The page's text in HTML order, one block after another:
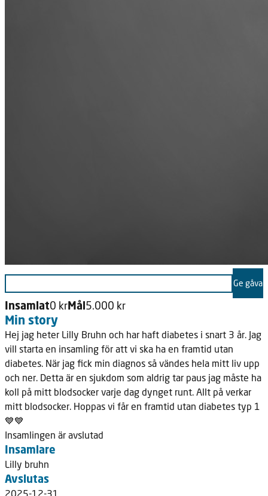
Ge gåva
Insamlat0 krMål5.000 kr
Min story
Hej jag heter Lilly Bruhn och har haft diabetes i snart 3 år. Jag
vill starta en insamling för att vi ska ha en framtid utan
diabetes. När jag fick min diagnos så vändes hela mitt liv upp
och ner. Detta är en sjukdom som aldrig tar paus jag måste ha
koll på mitt blodsocker varje dag dynget runt. Allt på verkar
mitt blodsocker. Hoppas vi får en framtid utan diabetes typ 1
💙💙
Insamlingen är avslutad
Insamlare
Lilly bruhn
Avslutas
2025-12-31